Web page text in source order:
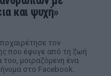
και ψυχή»
τον
που έφυγε από τη ζωή
του, μοιραζόμενη ένα
στο Facebook.